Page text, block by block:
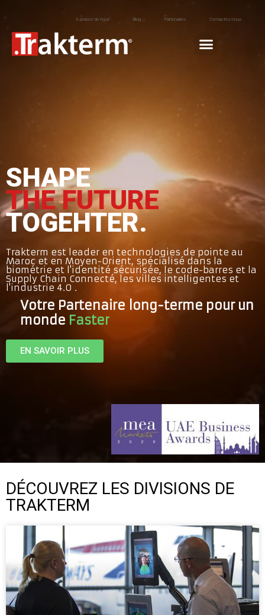
À propos de nous Blog Partenaires Contactez-nous
SHAPE
THE FUTURE
TOGEHTER.
Trakterm est leader en technologies de pointe au
Maroc et en Moyen-Orient, spécialisé dans la
biométrie et l'identité sécurisée, le code-barres et la
Supply Chain Connecté, les villes intelligentes et
l'industrie 4.0 .
Votre Partenaire long-terme pour un
monde Faster
EN SAVOIR PLUS
DÉCOUVREZ LES DIVISIONS DE
TRAKTERM